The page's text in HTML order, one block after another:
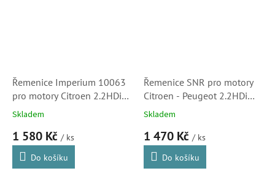
Řemenice Imperium 10063
pro motory Citroen 2.2HDi
(0515V3)
Skladem
1 580 Kč / ks
Do košíku
Řemenice SNR pro motory
Citroen - Peugeot 2.2HDi
(0515V3)
Skladem
1 470 Kč / ks
Do košíku